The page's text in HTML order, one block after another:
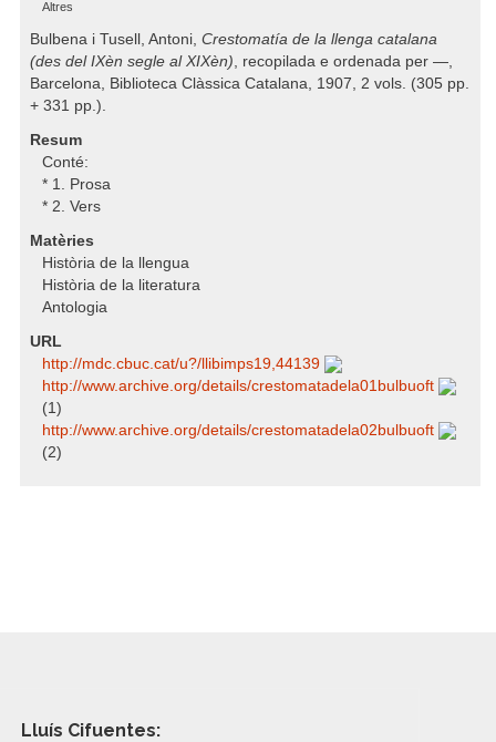
Altres
Bulbena i Tusell, Antoni, Crestomatía de la llenga catalana
(des del IXèn segle al XIXèn), recopilada e ordenada per —,
Barcelona, Biblioteca Clàssica Catalana, 1907, 2 vols. (305 pp.
+ 331 pp.).
Resum
Conté:
* 1. Prosa
* 2. Vers
Matèries
Història de la llengua
Història de la literatura
Antologia
URL
http:/​/​mdc.cbuc.cat/​u?/​llibimps19,44139
http:/​/​www.archive.org/​details/​crestomatadela01bulbuoft
(1)
http:/​/​www.archive.org/​details/​crestomatadela02bulbuoft
(2)
Lluís Cifuentes: